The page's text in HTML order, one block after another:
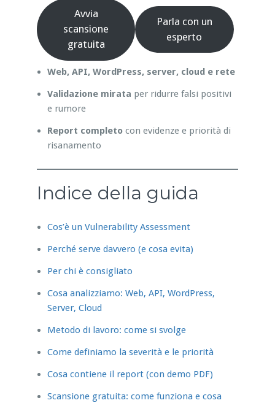
Avvia
scansione
gratuita
Parla con un
esperto
Web, API, WordPress, server, cloud e rete
Validazione mirata per ridurre falsi positivi
e rumore
Report completocon evidenze e priorità di
risanamento
Indice della guida
Cos’è un Vulnerability Assessment
Perché serve davvero (e cosa evita)
Per chi è consigliato
Cosa analizziamo: Web, API, WordPress,
Server, Cloud
Metodo di lavoro: come si svolge
Come definiamo la severità e le priorità
Cosa contiene il report (con demo PDF)
Scansione gratuita: come funziona e cosa